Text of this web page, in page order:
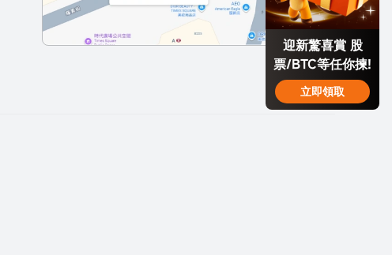
迎新驚喜賞 股
票/BTC等任你揀!
立即領取